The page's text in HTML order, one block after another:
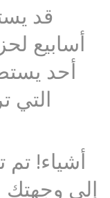
قد
أسابيع
أحد
التي
إلى وجهتك